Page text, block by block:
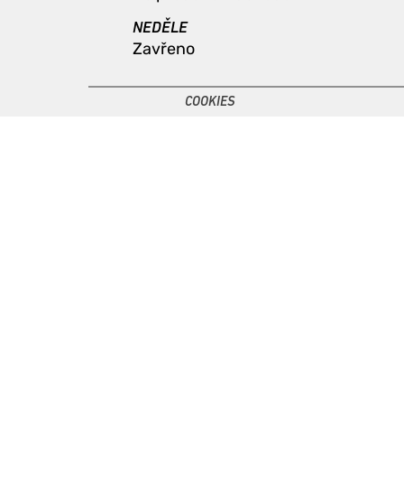
NEDĚLE
Zavřeno
COOKIES